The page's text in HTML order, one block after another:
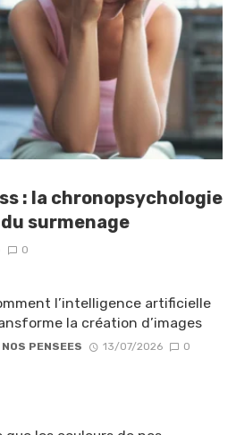
: la chronopsychologie
surmenage
0
l’intelligence artificielle
la création d’images
NOS PENSEES 13/07/2026 0